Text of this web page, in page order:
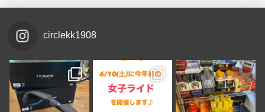
circlekk1908